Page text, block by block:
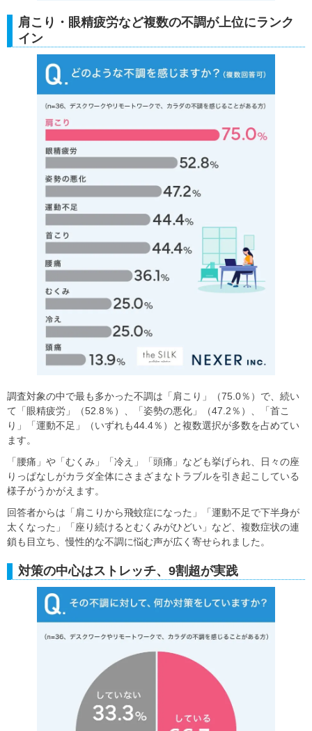
肩こり・眼精疲労など複数の不調が上位にランク
イン
調査対象の中で最も多かった不調は「肩こり」（75.0％）で、続い
て「眼精疲労」（52.8％）、「姿勢の悪化」（47.2％）、「首こ
り」「運動不足」（いずれも44.4％）と複数選択が多数を占めてい
ます。
「腰痛」や「むくみ」「冷え」「頭痛」なども挙げられ、日々の座
りっぱなしがカラダ全体にさまざまなトラブルを引き起こしている
様子がうかがえます。
回答者からは「肩こりから飛蚊症になった」「運動不足で下半身が
太くなった」「座り続けるとむくみがひどい」など、複数症状の連
鎖も目立ち、慢性的な不調に悩む声が広く寄せられました。
対策の中心はストレッチ、9割超が実践